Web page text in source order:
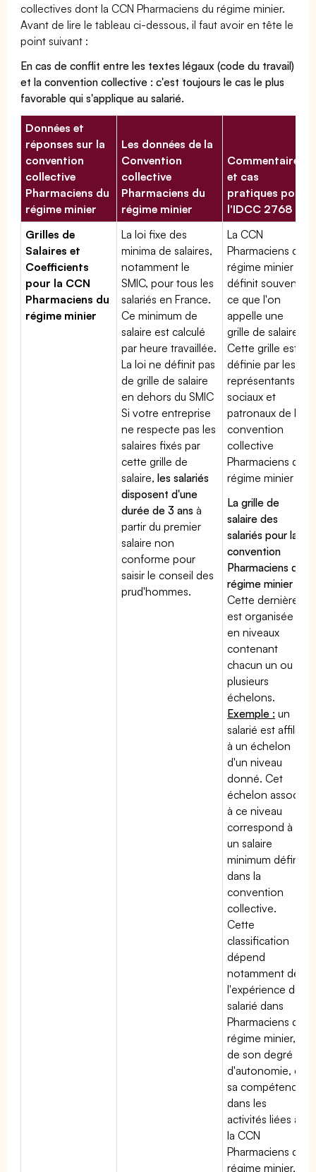
collectives dont la CCN Pharmaciens du régime minier.
Avant de lire le tableau ci-dessous, il faut avoir en tête le
point suivant :
En cas de conflit entre les textes légaux (code du travail)
et la convention collective : c'est toujours le cas le plus
favorable qui s'applique au salarié.
Données et
réponses sur la
convention
collective
Pharmaciens du
régime minier
Les données de la
Convention
collective
Pharmaciens du
régime minier
Commentaires
et cas
pratiques pour
l'IDCC 2768
Grilles de
Salaires et
Coefficients
pour la CCN
Pharmaciens du
régime minier
La loi fixe des
minima de salaires,
notamment le
SMIC, pour tous les
salariés en France.
Ce minimum de
salaire est calculé
par heure travaillée.
La loi ne définit pas
de grille de salaire
en dehors du SMIC
Si votre entreprise
ne respecte pas les
salaires fixés par
cette grille de
salaire,les salariés
disposent d'une
durée de 3 ans à
partir du premier
salaire non
conforme pour
saisir le conseil des
prud'hommes.
La CCN
Pharmaciens du
régime minier
définit souvent
ce que l'on
appelle une
grille de salaires.
Cette grille est
définie par les
représentants
sociaux et
patronaux de la
convention
collective
Pharmaciens du
régime minier
La grille de
salaire des
salariés pour la
convention
Pharmaciens du
régime minier
Cette dernière
est organisée
en niveaux
contenant
chacun un ou
plusieurs
échelons.
Exemple : un
salarié est affilié
à un échelon
d'un niveau
donné. Cet
échelon associé
à ce niveau
correspond à
un salaire
minimum défini
dans la
convention
collective.
Cette
classification
dépend
notamment de
l'expérience du
salarié dans
Pharmaciens du
régime minier,
de son degré
d'autonomie, de
sa compétence
dans les
activités liées à
la CCN
Pharmaciens du
régime minier,